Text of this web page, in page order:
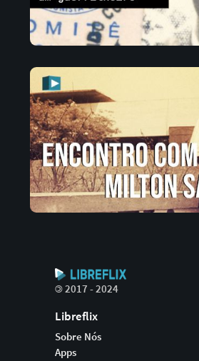
©2017 - 2024
Libreflix
Sobre Nós
Apps